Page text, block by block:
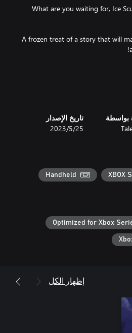
What are you waiting for, Ice
A frozen treat of a story that will
Korean and Japanese voice
Choose your own
بواسطة تاريخ الإصدار
25‏/5‏/2023
XBOX
Handheld
Optimized for Xbox
إظهار الكل